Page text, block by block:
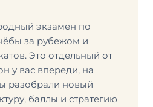
экзамен по
за рубежом и
Это отдельный от
у вас впереди, на
разобрали новый
баллы и стратегию